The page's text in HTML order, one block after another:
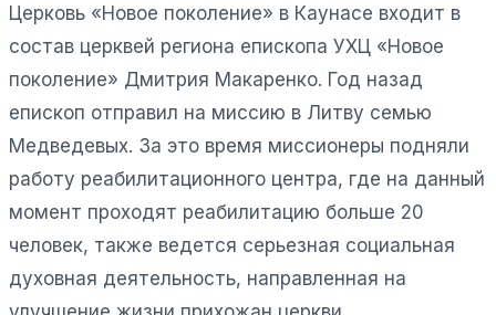
Церковь «Новое поколение» в Каунасе входит в
состав церквей региона епископа УХЦ «Новое
поколение» Дмитрия Макаренко. Год назад
епископ отправил на миссию в Литву семью
Медведевых. За это время миссионеры подняли
работу реабилитационного центра, где на данный
момент проходят реабилитацию больше 20
человек, также ведется серьезная социальная
духовная деятельность, направленная на